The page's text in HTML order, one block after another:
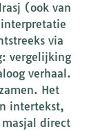
(ook van
via
vergelijking
verhaal.
Het
intertekst,
direct